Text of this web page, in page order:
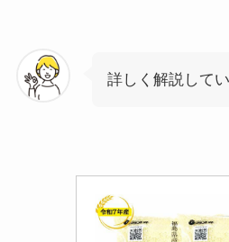
詳しく解説して